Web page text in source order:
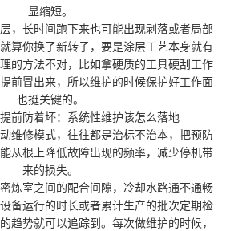
显缩短。
，长时间跑下来也可能出现剥落或者局部
算你换了新转子，要是涂层工艺本身就有
的方法不对，比如拿硬质的工具硬刮工作
前冒出来，所以维护的时候保护好工作面
也挺关键的。
前防着坏：系统性维护该怎么落地
维修模式，往往都是治标不治本，把预防
从根上降低故障出现的频率，减少停机带
来的损失。
炼室之间的配合间隙，冷却水路通不通畅
备运行的时长或者累计生产的批次定期检
趋势就可以追踪到。每次做维护的时候，